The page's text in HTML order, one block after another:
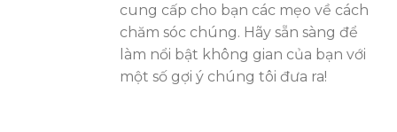
cung cấp cho bạn các mẹo về cách
chăm sóc chúng. Hãy sẵn sàng để
làm nổi bật không gian của bạn với
một số gợi ý chúng tôi đưa ra!